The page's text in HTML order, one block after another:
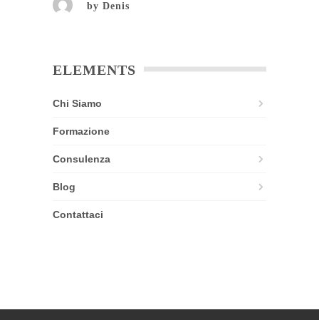
by Denis
ELEMENTS
Chi Siamo
Formazione
Consulenza
Blog
Contattaci